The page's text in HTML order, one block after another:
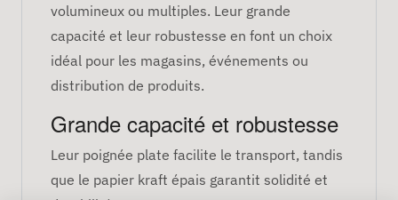
volumineux ou multiples. Leur grande
capacité et leur robustesse en font un choix
idéal pour les magasins, événements ou
distribution de produits.
Grande capacité et robustesse
Leur poignée plate facilite le transport, tandis
que le papier kraft épais garantit solidité et